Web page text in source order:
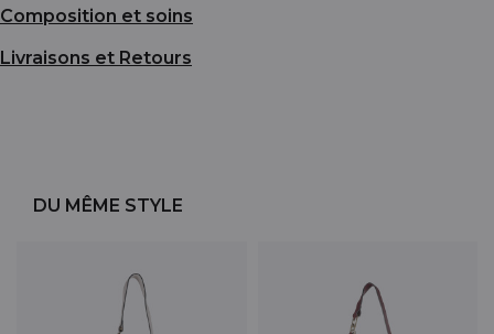
Composition et soins
Livraisons et Retours
DU MÊME STYLE